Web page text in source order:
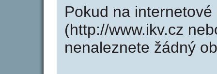
Pokud na
(http://www.ikv.cz
nenaleznete žádný